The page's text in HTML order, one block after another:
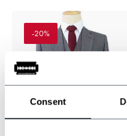
Consent
-20%